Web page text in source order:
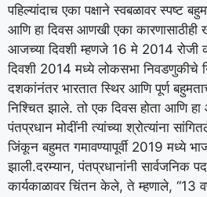
पहिल्यांदाच एका पक्षाने स्वबळावर स्पष्ट
आणि हा दिवस आणखी एका कारणासाठीही
आजच्या दिवशी म्हणजे 16 मे 2014 रोजी
दिवशी 2014 मध्ये लोकसभा निवडणुकीचे
दशकांनंतर भारतात स्थिर आणि पूर्ण
निश्चित झाले.तो एक दिवस होता आणि
पंतप्रधान मोदींनी त्यांच्या श्रोत्यांना
जिंकून बहुमत गमावण्यापूर्वी 2019 मध्ये
झाली.दरम्यान, पंतप्रधानांनी सार्वजनिक
कार्यकाळावर चिंतन केले, ते म्हणाले, “13